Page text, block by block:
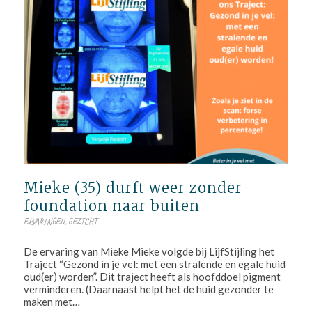
Mieke (35) durft weer zonder
foundation naar buiten
ERVARINGEN, GEZICHT
De ervaring van Mieke Mieke volgde bij LijfStijling het
Traject “Gezond in je vel: met een stralende en egale huid
oud(er) worden”. Dit traject heeft als hoofddoel pigment
verminderen. (Daarnaast helpt het de huid gezonder te
maken met…